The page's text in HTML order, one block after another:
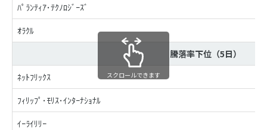
ﾊﾟﾗﾝﾃｨｱ･ﾃｸﾉﾛｼﾞｰｽﾞ
ｵﾗｸﾙ
騰落率下位（5日）
ﾈｯﾄﾌﾘｯｸｽ
ﾌｨﾘｯﾌﾟ･ﾓﾘｽ･ｲﾝﾀｰﾅｼｮﾅﾙ
ｲｰﾗｲﾘﾘｰ
スクロールできます